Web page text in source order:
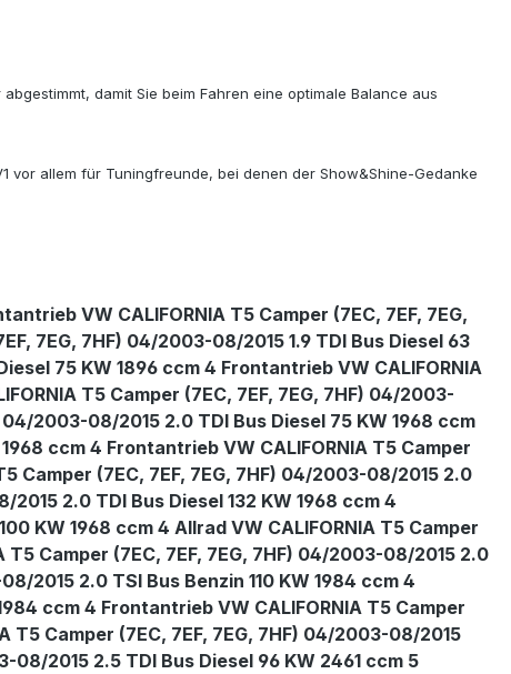
damit Sie beim Fahren eine optimale Balance aus
vor allem für Tuningfreunde, bei denen der Show&Shine-Gedanke
VW CALIFORNIA T5 Camper (7EC, 7EF, 7EG,
7EG, 7HF) 04/2003-08/2015 1.9 TDI Bus Diesel 63
75 KW 1896 ccm 4 Frontantrieb VW CALIFORNIA
T5 Camper (7EC, 7EF, 7EG, 7HF) 04/2003-
2003-08/2015 2.0 TDI Bus Diesel 75 KW 1968 ccm
ccm 4 Frontantrieb VW CALIFORNIA T5 Camper
Camper (7EC, 7EF, 7EG, 7HF) 04/2003-08/2015 2.0
2.0 TDI Bus Diesel 132 KW 1968 ccm 4
KW 1968 ccm 4 Allrad VW CALIFORNIA T5 Camper
Camper (7EC, 7EF, 7EG, 7HF) 04/2003-08/2015 2.0
2015 2.0 TSI Bus Benzin 110 KW 1984 ccm 4
ccm 4 Frontantrieb VW CALIFORNIA T5 Camper
T5 Camper (7EC, 7EF, 7EG, 7HF) 04/2003-08/2015
08/2015 2.5 TDI Bus Diesel 96 KW 2461 ccm 5